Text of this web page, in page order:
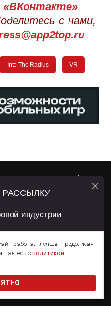
«ВКонтакте»
с нами,
Into The Radius VR
работал лучше. Продолжая
с политикой
индустрии
персональных данных
×